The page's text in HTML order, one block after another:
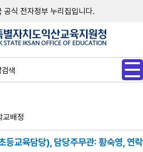
공식 전자정부 누리집입니다.
색
교배정
등교육담당), 담당주무관: 황숙영, 연락